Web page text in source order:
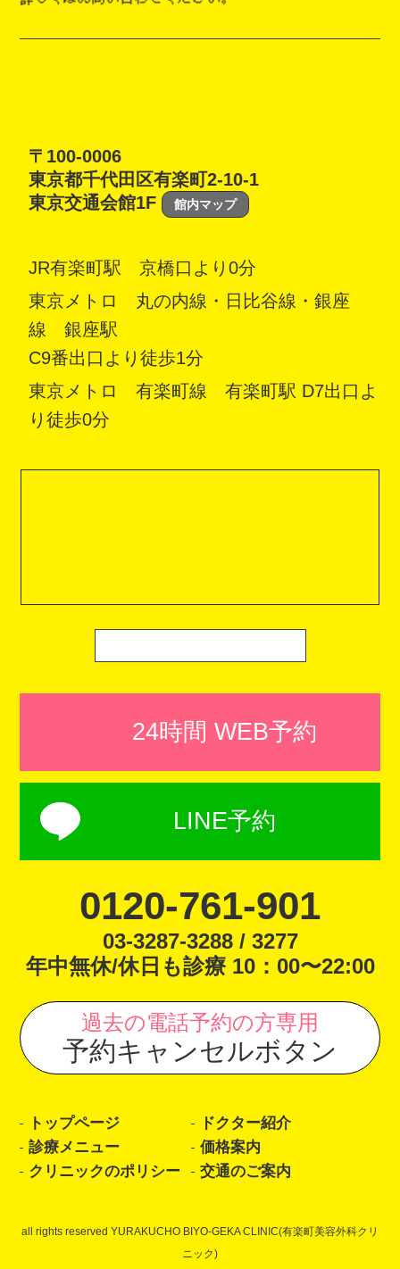
〒100-0006
東京都千代田区有楽町2-10-1
東京交通会館1F
館内マップ
JR有楽町駅 京橋口より0分
東京メトロ 丸の内線・日比谷線・銀座
線 銀座駅
C9番出口より徒歩1分
東京メトロ 有楽町線 有楽町駅 D7出口よ
り徒歩0分
24時間 WEB予約
LINE予約
0120-761-901
03-3287-3288 / 3277
年中無休/休日も診療 10：00〜22:00
過去の電話予約の方専用
予約キャンセルボタン
トップページ
ドクター紹介
診療メニュー
価格案内
クリニックのポリシー
交通のご案内
all rights reserved YURAKUCHO BIYO-GEKA CLINIC(有楽町美容外科クリ
ニック)